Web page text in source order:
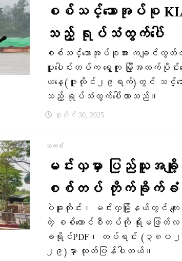
စစ်သင်္ဘောအုပ်စု
သည့် ရုပ်သံထွက်ပေါ်
စစ်သင်္ဘောအုပ်စုအား ကချင်လွတ်လ
ပူးပေါင်းတပ်က ရွှေ့ကူ မြို့အထက်ပိုင်း
ယနေ့(ဇူလိုင်၂၉ရက်)တွင် သင်္ဘ
သည့် ရုပ်သံထွက်ပေါ်လာသည်။
ဇူလိုင် 30, 2025
သတင်း
မင်းလှမှာ ပြည်သူအချို့
စစ်တပ် တိုက်ခိုက်
ပဲခူးတိုင်း၊ မင်းလှမြို့နယ်တွင် ကျေး
တဲ့ စစ်ကောင်စီတပ်ကို ရိုးမဖြ
ခရိုင်PDF၊ တပ်ရင်း (၃၈
၂၉)မှာ ထုတ်ပြန်ပါတယ်။